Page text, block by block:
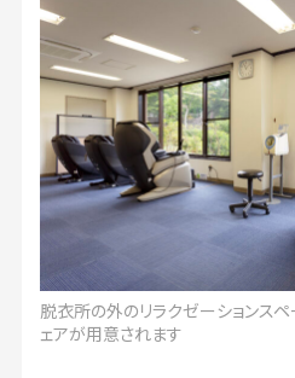
脱衣所の外のリラクゼーションス
ェアが用意されます